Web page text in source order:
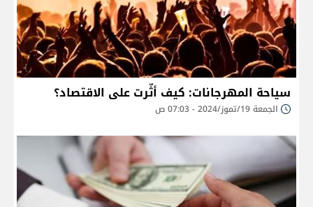
سياحة المهرجانات: كيف أثّرت على الاقتصاد؟
الجمعة 19/تموز/2024 - 07:03 ص